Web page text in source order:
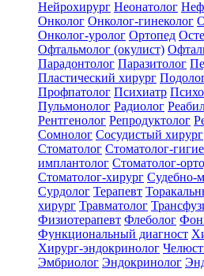
Нейрохирург Неонатолог
Онколог Онколог-гинеколог
Онколог-уролог Ортопед
Офтальмолог (окулист)
Парадонтолог Паразитолог
Пластический хирург
Профпатолог Психиатр
Пульмонолог Радиолог
Рентгенолог Репродуктолог
Сомнолог Сосудистый хирург
Стоматолог Стоматолог-
имплантолог Стоматолог-
Стоматолог-хирург Судебно-
Сурдолог Терапевт
хирург Травматолог
Физиотерапевт Флеболог
Функциональный диагност
Хирург-эндокринолог
Эмбриолог Эндокринолог